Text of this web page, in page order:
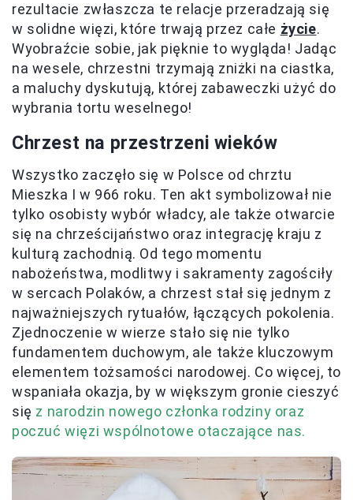
rezultacie zwłaszcza te relacje przeradzają się
w solidne więzi, które trwają przez całe życie.
Wyobraźcie sobie, jak pięknie to wygląda! Jadąc
na wesele, chrzestni trzymają zniżki na ciastka,
a maluchy dyskutują, której zabaweczki użyć do
wybrania tortu weselnego!
Chrzest na przestrzeni wieków
Wszystko zaczęło się w Polsce od chrztu
Mieszka I w 966 roku. Ten akt symbolizował nie
tylko osobisty wybór władcy, ale także otwarcie
się na chrześcijaństwo oraz integrację kraju z
kulturą zachodnią. Od tego momentu
nabożeństwa, modlitwy i sakramenty zagościły
w sercach Polaków, a chrzest stał się jednym z
najważniejszych rytuałów, łączących pokolenia.
Zjednoczenie w wierze stało się nie tylko
fundamentem duchowym, ale także kluczowym
elementem tożsamości narodowej. Co więcej, to
wspaniała okazja, by w większym gronie cieszyć
się z narodzin nowego członka rodziny oraz
poczuć więzi wspólnotowe otaczające nas.